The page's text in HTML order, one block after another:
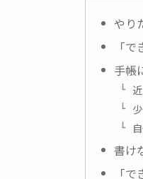
やり
「
手帳
書け
「